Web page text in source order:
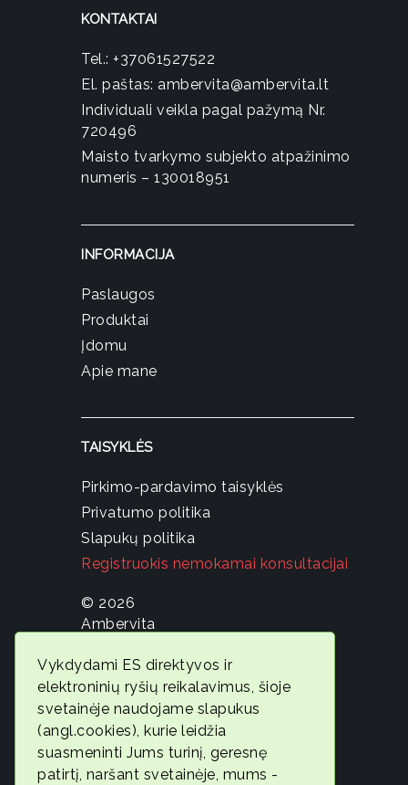
Vykdydami ES direktyvos ir
elektroninių ryšių reikalavimus, šioje
svetainėje naudojame slapukus
(angl.cookies), kurie leidžia
suasmeninti Jums turinį, geresnę
patirtį, naršant svetainėje, mums -
KONTAKTAI
Tel.: +37061527522
El. paštas: ambervita@ambervita.lt
Individuali veikla pagal pažymą Nr.
720496
Maisto tvarkymo subjekto atpažinimo
numeris – 130018951
INFORMACIJA
Paslaugos
Produktai
Įdomu
Apie mane
TAISYKLĖS
Pirkimo-pardavimo taisyklės
Privatumo politika
Slapukų politika
Registruokis nemokamai konsultacijai
© 2026
Ambervita
Geros
savijautos
ekspertė
Gintarė
Jonaitytė